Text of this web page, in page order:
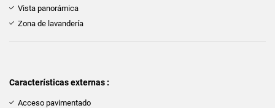
Vista panorámica
Zona de lavandería
Características externas :
Acceso pavimentado